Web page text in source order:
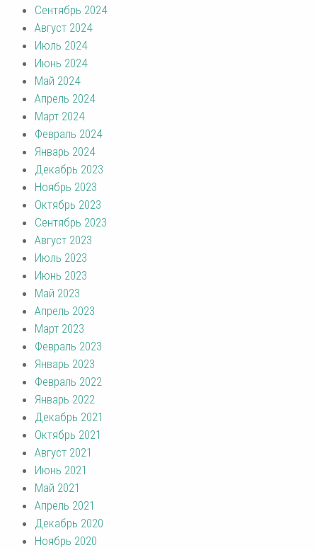
Сентябрь 2024
Август 2024
Июль 2024
Июнь 2024
Май 2024
Апрель 2024
Март 2024
Февраль 2024
Январь 2024
Декабрь 2023
Ноябрь 2023
Октябрь 2023
Сентябрь 2023
Август 2023
Июль 2023
Июнь 2023
Май 2023
Апрель 2023
Март 2023
Февраль 2023
Январь 2023
Февраль 2022
Январь 2022
Декабрь 2021
Октябрь 2021
Август 2021
Июнь 2021
Май 2021
Апрель 2021
Декабрь 2020
Ноябрь 2020